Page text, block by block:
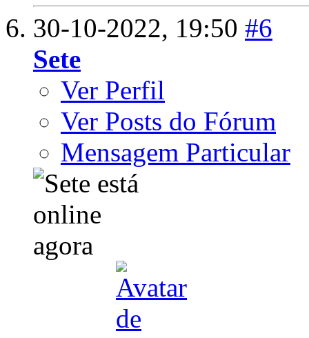
30-10-2022, 19:50 #6
Sete
Ver Perfil
Ver Posts do Fórum
Mensagem Particular